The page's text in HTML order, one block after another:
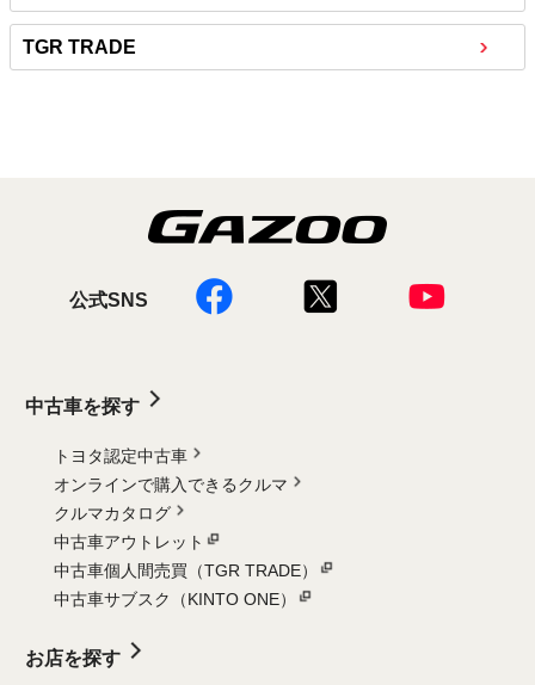
TGR TRADE
公式SNS
中古車を探す
トヨタ認定中古車
オンラインで購入できるクルマ
クルマカタログ
中古車アウトレット
中古車個人間売買（TGR TRADE）
中古車サブスク（KINTO ONE）
お店を探す